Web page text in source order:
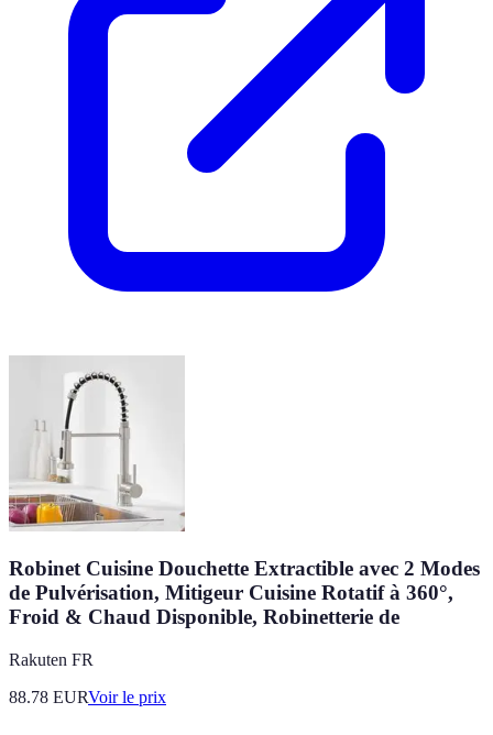
Robinet Cuisine Douchette Extractible avec 2 Modes
de Pulvérisation, Mitigeur Cuisine Rotatif à 360°,
Froid & Chaud Disponible, Robinetterie de
Rakuten FR
88.78 EURVoir le prix